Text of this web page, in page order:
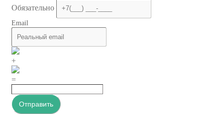
Обязательно
Email
+
=
Отправить